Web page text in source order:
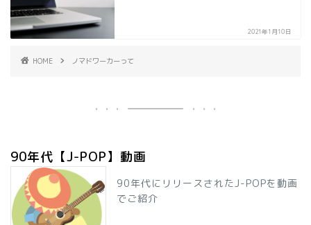
2021年1月10日
HOME ノマドワーカーって
90年代【J-POP】動画
90年代にリリースされたJ-POPを動画
でご紹介